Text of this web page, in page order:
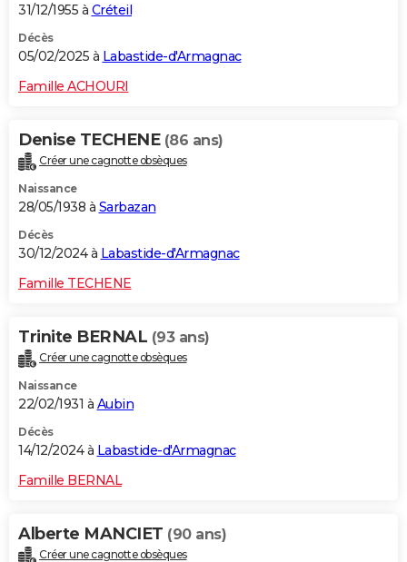
31/12/1955 à Créteil
Décès
05/02/2025 à Labastide-d'Armagnac
Famille ACHOURI
Denise TECHENE (86 ans)
Créer une cagnotte obsèques
Naissance
28/05/1938 à Sarbazan
Décès
30/12/2024 à Labastide-d'Armagnac
Famille TECHENE
Trinite BERNAL (93 ans)
Créer une cagnotte obsèques
Naissance
22/02/1931 à Aubin
Décès
14/12/2024 à Labastide-d'Armagnac
Famille BERNAL
Alberte MANCIET (90 ans)
Créer une cagnotte obsèques